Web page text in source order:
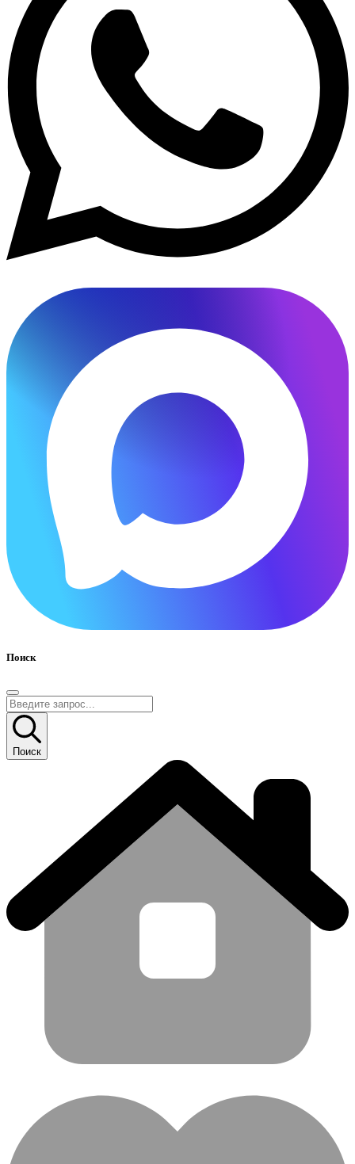
Поиск
Поиск